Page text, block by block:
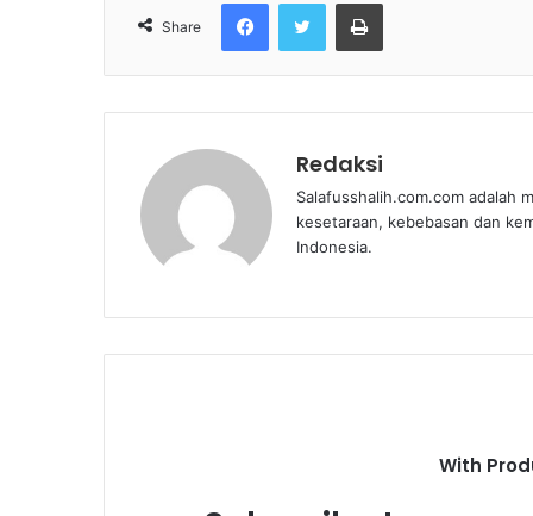
Share
Redaksi
Salafusshalih.com.com adalah
kesetaraan, kebebasan dan
Indonesia.
With